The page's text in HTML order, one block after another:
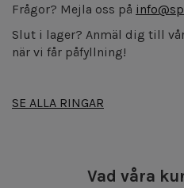
Frågor? Mejla oss på
Slut i lager? Anmäl dig till
när vi får påfyllning!
SE ALLA RINGAR
Vad våra